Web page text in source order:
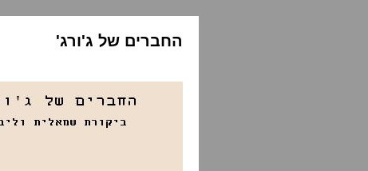
החברים של ג'ורג'